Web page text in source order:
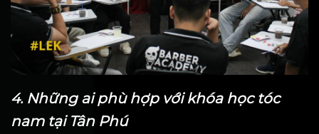
4. Những ai phù hợp với khóa học tóc
nam tại Tân Phú